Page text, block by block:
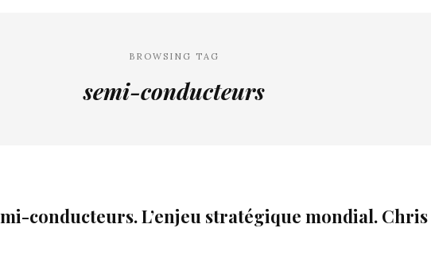
BROWSING TAG
semi-conducteurs
conducteurs. L’enjeu stratégique mondial. Chris